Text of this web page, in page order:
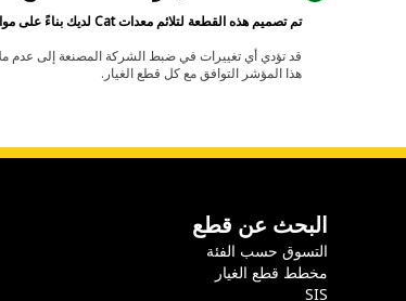
تم تصميم هذه القطعة لتلائم معدات Cat لديك بناءً على مواصفات الشركة المصنعة.
هذا المؤشر التوافق مع كل قطع الغيار.
البحث عن قطع
التسوق حسب الفئة
مخطط قطع الغيار
SIS